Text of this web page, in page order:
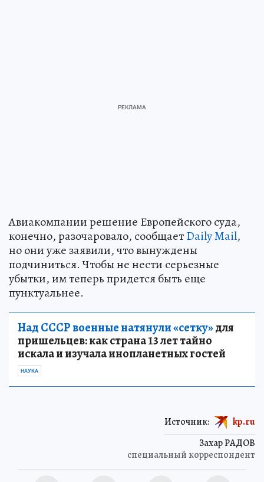
Авиакомпании решение Европейского суда,
конечно, разочаровало, сообщаетDaily Mail,
но они уже заявили, что вынуждены
подчиниться. Чтобы не нести серьезные
убытки, им теперь придется быть еще
пунктуальнее.
Над СССР военные натянули «сетку»для
пришельцев: как страна 13 лет тайно
искала и изучала инопланетных гостей
НАУКА
Захар РАДОВ
специальный корреспондент
Источник: kp.ru